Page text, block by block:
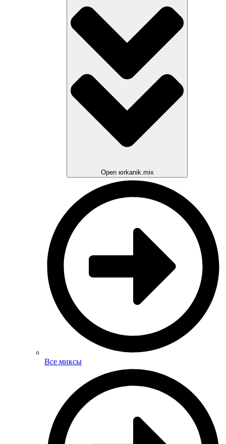
Open юrkanik.mix
Все миксы